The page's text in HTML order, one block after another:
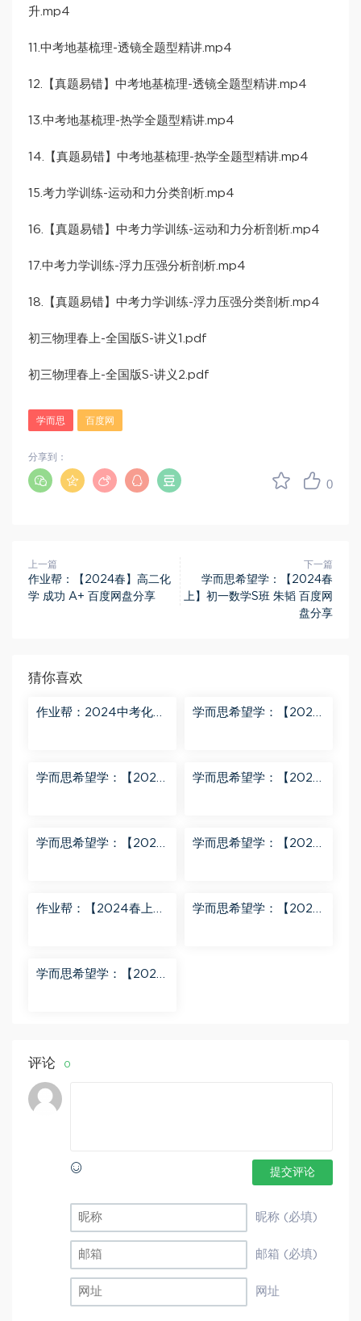
升.mp4
11.中考地基梳理-透镜全题型精讲.mp4
12.【真题易错】中考地基梳理-透镜全题型精讲.mp4
13.中考地基梳理-热学全题型精讲.mp4
14.【真题易错】中考地基梳理-热学全题型精讲.mp4
15.考力学训练-运动和力分类剖析.mp4
16.【真题易错】中考力学训练-运动和力分析剖析.mp4
17.中考力学训练-浮力压强分析剖析.mp4
18.【真题易错】中考力学训练-浮力压强分类剖析.mp4
初三物理春上-全国版S-讲义1.pdf
初三物理春上-全国版S-讲义2.pdf
学而思 百度网
0
分享到：
上一篇
作业帮：【2024春】高二化
学 成功 A+ 百度网盘分享
下一篇
学而思希望学：【2024春
上】初一数学S班 朱韬 百度网
盘分享
猜你喜欢
作业帮：2024中考化学
学而思希望学：【2024
学而思希望学：【2024
学而思希望学：【2024
学而思希望学：【2024
学而思希望学：【2023
作业帮：【2024春上】
学而思希望学：【2024
学而思希望学：【2023
评论 0
提交评论
昵称 (必填)
邮箱 (必填)
网址